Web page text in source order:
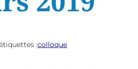
:colloque